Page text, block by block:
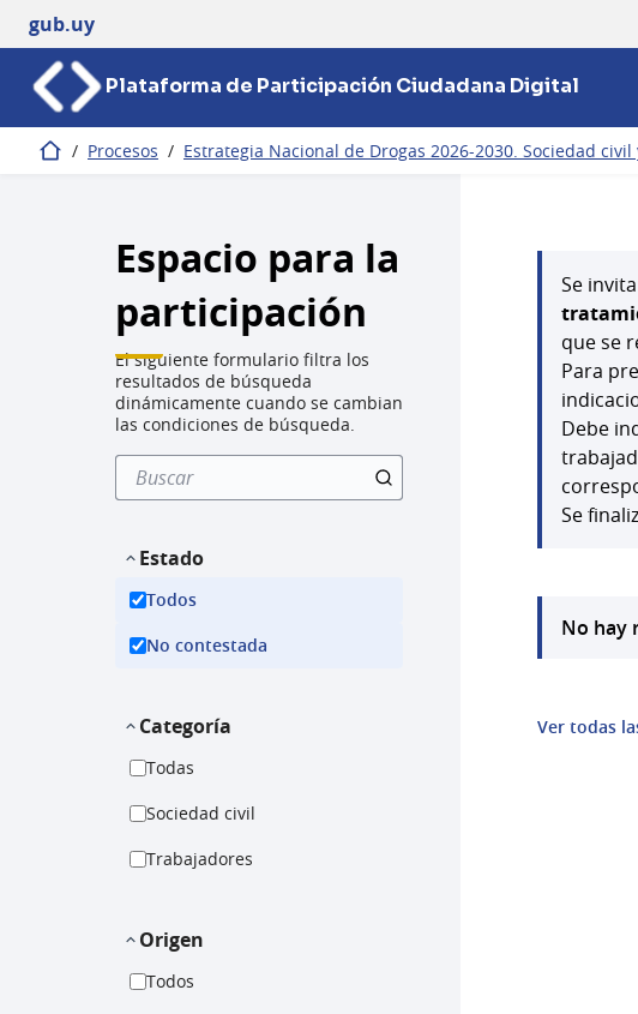
gub.uy
Plataforma de Participación Ciudadana Digital
Inicio / Procesos / Estrategia Nacional de Drogas 2026-2030. Sociedad
Espacio para la
participación
El siguiente formulario filtra los
resultados de búsqueda
dinámicamente cuando se cambian
las condiciones de búsqueda.
Estado
Todos
No contestada
Categoría
Todas
Sociedad civil
Trabajadores
Origen
Todos
Se
que se
Para
Debe
Se
No hay
Ver todas